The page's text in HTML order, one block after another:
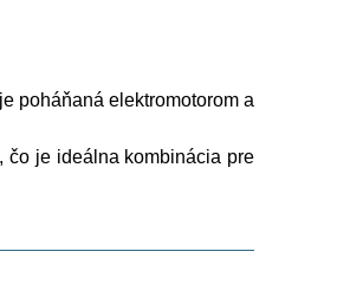
poháňaná elektromotorom a
čo je ideálna kombinácia pre